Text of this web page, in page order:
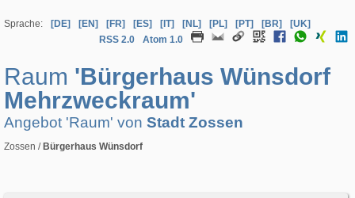
Sprache: [DE] [EN] [FR] [ES] [IT] [NL] [PL] [PT] [BR]
[UK]
RSS 2.0
Atom 1.0
Raum 'Bürgerhaus Wünsdorf
Mehrzweckraum'
Angebot 'Raum' von Stadt Zossen
Zossen / Bürgerhaus Wünsdorf